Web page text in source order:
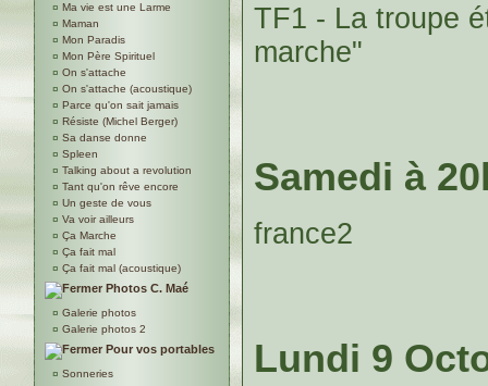
¤ Ma vie est une Larme
¤ Maman
¤ Mon Paradis
¤ Mon Père Spirituel
¤ On s'attache
¤ On s'attache (acoustique)
¤ Parce qu'on sait jamais
¤ Résiste (Michel Berger)
¤ Sa danse donne
¤ Spleen
¤ Talking about a revolution
¤ Tant qu'on rêve encore
¤ Un geste de vous
¤ Va voir ailleurs
¤ Ça Marche
¤ Ça fait mal
¤ Ça fait mal (acoustique)
Photos C. Maé
¤ Galerie photos
¤ Galerie photos 2
Pour vos portables
¤ Sonneries
TF1 - La troupe
marche"
Samedi à
france2
Lundi 9